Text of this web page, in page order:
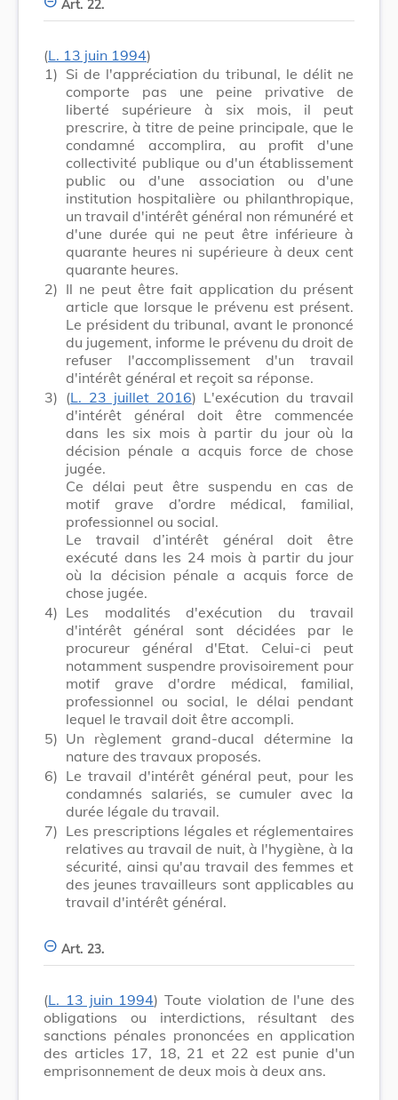
Art. 22.
(L. 13 juin 1994)
1) Si de l'appréciation du tribunal, le délit ne
comporte pas une peine privative de
liberté supérieure à six mois, il peut
prescrire, à titre de peine principale, que le
condamné accomplira, au profit d'une
collectivité publique ou d'un établissement
public ou d'une association ou d'une
institution hospitalière ou philanthropique,
un travail d'intérêt général non rémunéré et
d'une durée qui ne peut être inférieure à
quarante heures ni supérieure à deux cent
quarante heures.
2) Il ne peut être fait application du présent
article que lorsque le prévenu est présent.
Le président du tribunal, avant le prononcé
du jugement, informe le prévenu du droit de
refuser l'accomplissement d'un travail
d'intérêt général et reçoit sa réponse.
3) (L. 23 juillet 2016) L'exécution du travail
d'intérêt général doit être commencée
dans les six mois à partir du jour où la
décision pénale a acquis force de chose
jugée.
Ce délai peut être suspendu en cas de
motif grave d’ordre médical, familial,
professionnel ou social.
Le travail d’intérêt général doit être
exécuté dans les 24 mois à partir du jour
où la décision pénale a acquis force de
chose jugée.
4) Les modalités d'exécution du travail
d'intérêt général sont décidées par le
procureur général d'Etat. Celui-ci peut
notamment suspendre provisoirement pour
motif grave d'ordre médical, familial,
professionnel ou social, le délai pendant
lequel le travail doit être accompli.
5) Un règlement grand-ducal détermine la
nature des travaux proposés.
6) Le travail d'intérêt général peut, pour les
condamnés salariés, se cumuler avec la
durée légale du travail.
7) Les prescriptions légales et réglementaires
relatives au travail de nuit, à l'hygiène, à la
sécurité, ainsi qu'au travail des femmes et
des jeunes travailleurs sont applicables au
travail d'intérêt général.
Art. 23.
(L. 13 juin 1994) Toute violation de l'une des
obligations ou interdictions, résultant des
sanctions pénales prononcées en application
des articles 17, 18, 21 et 22 est punie d'un
emprisonnement de deux mois à deux ans.